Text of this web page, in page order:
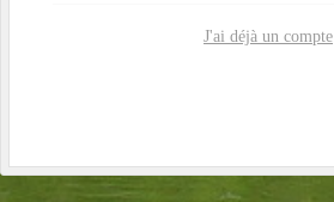
J'ai déjà un compte